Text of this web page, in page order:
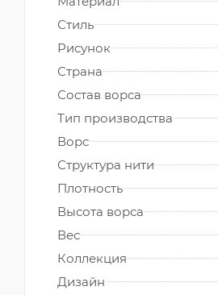
Стиль
Рисунок
Страна
Состав ворса
Тип производства
Ворс
Структура нити
Плотность
Высота ворса
Вес
Коллекция
Дизайн